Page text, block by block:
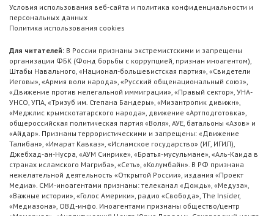
Условия использования веб-сайта и политика конфиденциальности и
персональных данных
Политика использования cookies
Для читателей: В России признаны экстремистскими и запрещены
организации ФБК (Фонд борьбы с коррупцией, признан иноагентом),
Штабы Навального, «Национал-большевистская партия», «Свидетели
Иеговы», «Армия воли народа», «Русский общенациональный союз»,
«Движение против нелегальной иммиграции», «Правый сектор», УНА-
УНСО, УПА, «Тризуб им. Степана Бандеры», «Мизантропик дивижн»,
«Меджлис крымскотатарского народа», движение «Артподготовка»,
общероссийская политическая партия «Воля», АУЕ, батальоны «Азов» и
«Айдар». Признаны террористическими и запрещены: «Движение
Талибан», «Имарат Кавказ», «Исламское государство» (ИГ, ИГИЛ),
Джебхад-ан-Нусра, «АУМ Синрике», «Братья-мусульмане», «Аль-Каида в
странах исламского Магриба», «Сеть», «Колумбайн». В РФ признана
нежелательной деятельность «Открытой России», издания «Проект
Медиа». СМИ-иноагентами признаны: телеканал «Дождь», «Медуза»,
«Важные истории», «Голос Америки», радио «Свобода», The Insider,
«Медиазона», ОВД-инфо. Иноагентами признаны общество/центр